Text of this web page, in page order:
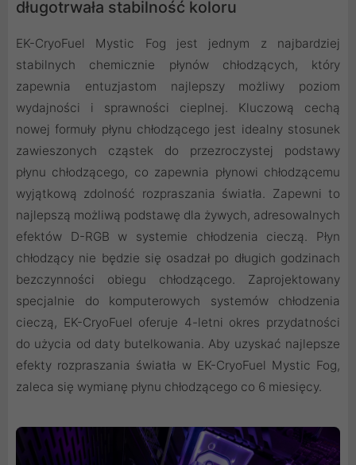
długotrwała stabilność koloru
EK-CryoFuel Mystic Fog jest jednym z najbardziej
stabilnych chemicznie płynów chłodzących, który
zapewnia entuzjastom najlepszy możliwy poziom
wydajności i sprawności cieplnej. Kluczową cechą
nowej formuły płynu chłodzącego jest idealny stosunek
zawieszonych cząstek do przezroczystej podstawy
płynu chłodzącego, co zapewnia płynowi chłodzącemu
wyjątkową zdolność rozpraszania światła. Zapewni to
najlepszą możliwą podstawę dla żywych, adresowalnych
efektów D-RGB w systemie chłodzenia cieczą. Płyn
chłodzący nie będzie się osadzał po długich godzinach
bezczynności obiegu chłodzącego. Zaprojektowany
specjalnie do komputerowych systemów chłodzenia
cieczą, EK-CryoFuel oferuje 4-letni okres przydatności
do użycia od daty butelkowania. Aby uzyskać najlepsze
efekty rozpraszania światła w EK-CryoFuel Mystic Fog,
zaleca się wymianę płynu chłodzącego co 6 miesięcy.